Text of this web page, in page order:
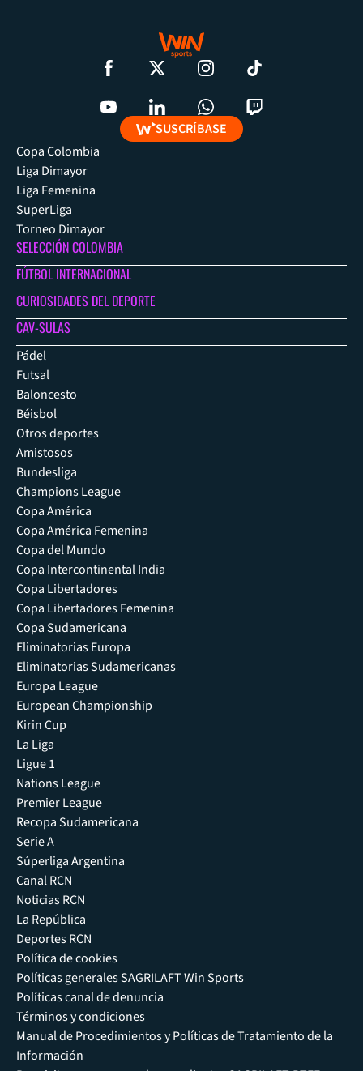
SUSCRÍBASE
Copa Colombia
Liga Dimayor
Liga Femenina
SuperLiga
Torneo Dimayor
SELECCIÓN COLOMBIA
FÚTBOL INTERNACIONAL
CURIOSIDADES DEL DEPORTE
CAV-SULAS
Pádel
Futsal
Baloncesto
Béisbol
Otros deportes
Amistosos
Bundesliga
Champions League
Copa América
Copa América Femenina
Copa del Mundo
Copa Intercontinental India
Copa Libertadores
Copa Libertadores Femenina
Copa Sudamericana
Eliminatorias Europa
Eliminatorias Sudamericanas
Europa League
European Championship
Kirin Cup
La Liga
Ligue 1
Nations League
Premier League
Recopa Sudamericana
Serie A
Súperliga Argentina
Canal RCN
Noticias RCN
La República
Deportes RCN
Política de cookies
Políticas generales SAGRILAFT Win Sports
Políticas canal de denuncia
Términos y condiciones
Manual de Procedimientos y Políticas de Tratamiento de la
Información